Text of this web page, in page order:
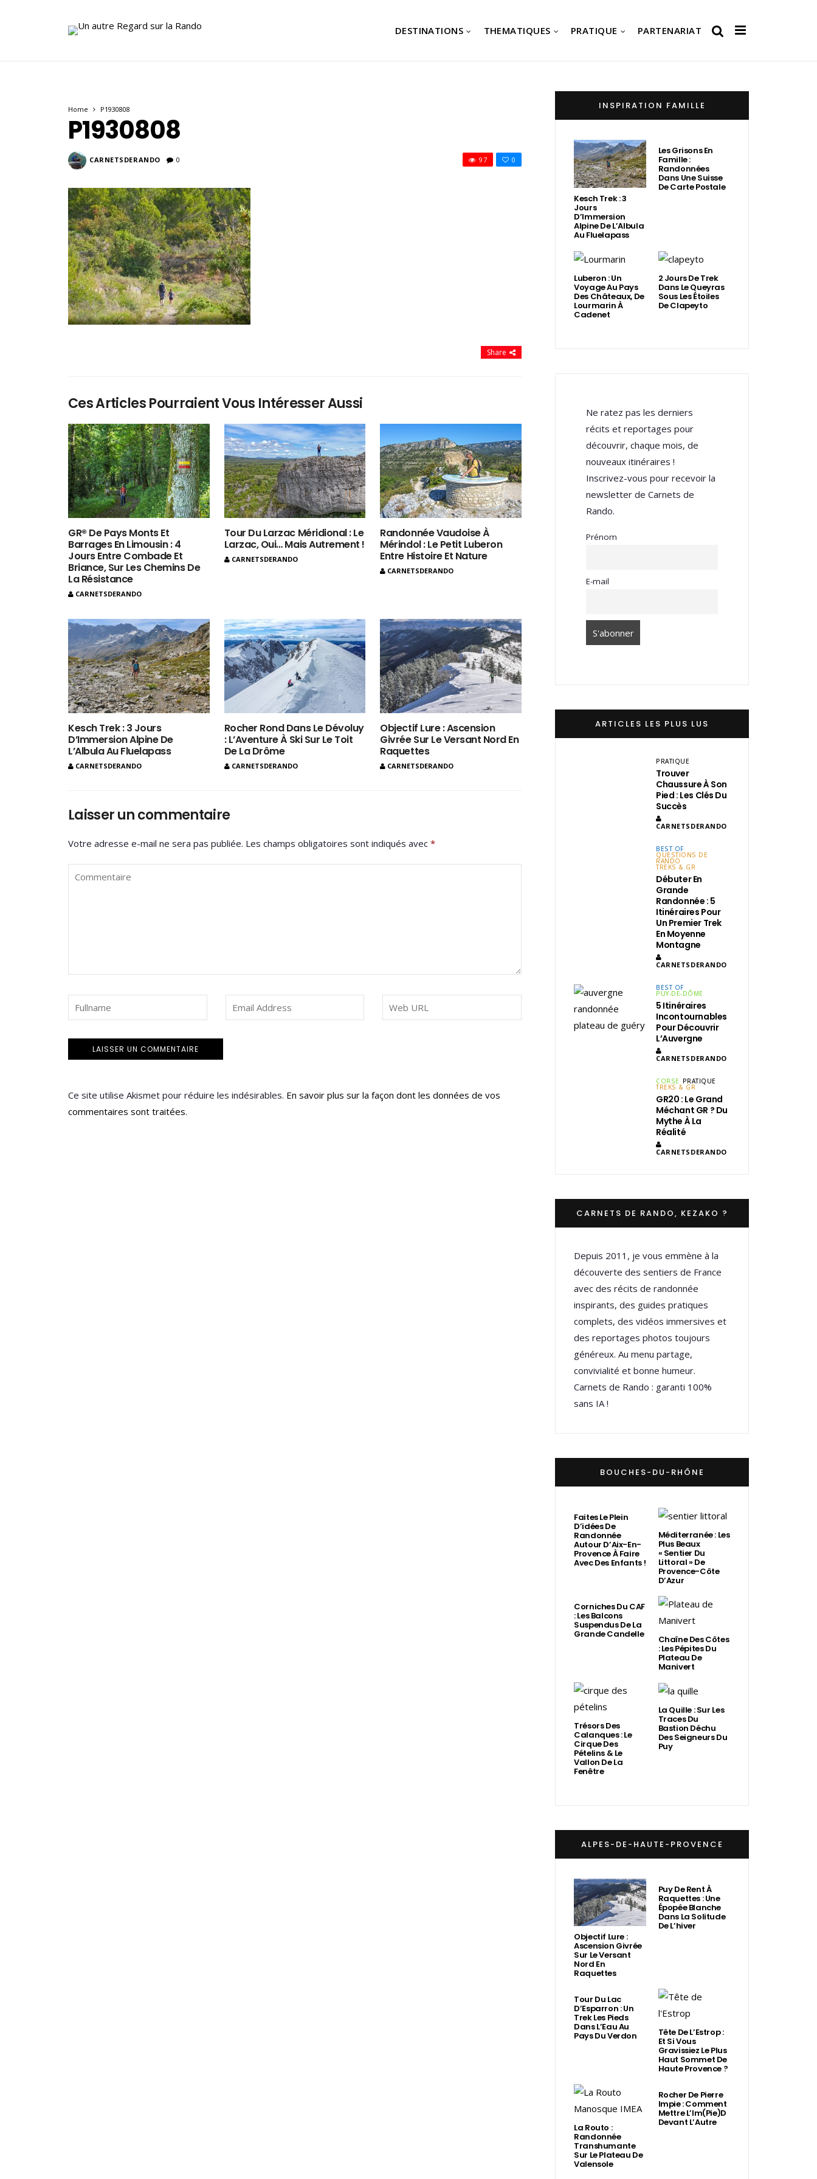
DESTINATIONS THEMATIQUES PRATIQUE PARTENARIAT
Home P1930808
P1930808
CARNETSDERANDO 0 0
97
Share
Ces Articles Pourraient Vous Intéresser Aussi
GR® De Pays Monts Et
Barrages En Limousin : 4
Jours Entre Combade Et
Briance, Sur Les Chemins De
La Résistance
CARNETSDERANDO
Tour Du Larzac Méridional : Le
Larzac, Oui… Mais Autrement !
CARNETSDERANDO
Randonnée Vaudoise À
Mérindol : Le Petit Luberon
Entre Histoire Et Nature
CARNETSDERANDO
Kesch Trek : 3 Jours
D’Immersion Alpine De
L’Albula Au Fluelapass
CARNETSDERANDO
Rocher Rond Dans Le Dévoluy
: L’Aventure À Ski Sur Le Toit
De La Drôme
CARNETSDERANDO
Objectif Lure : Ascension
Givrée Sur Le Versant Nord En
Raquettes
CARNETSDERANDO
Laisser un commentaire
Votre adresse e-mail ne sera pas publiée. Les champs obligatoires sont indiqués avec *
Ce site utilise Akismet pour réduire les indésirables. En savoir plus sur la façon dont les données de vos
commentaires sont traitées.
INSPIRATION FAMILLE
Kesch Trek : 3
Jours
D’Immersion
Alpine De L’Albula
Au Fluelapass
Les Grisons En
Famille :
Randonnées
Dans Une Suisse
De Carte Postale
Luberon : Un
Voyage Au Pays
Des Châteaux, De
Lourmarin À
Cadenet
2 Jours De Trek
Dans Le Queyras
Sous Les Étoiles
De Clapeyto
Ne ratez pas les derniers
récits et reportages pour
découvrir, chaque mois, de
nouveaux itinéraires !
Inscrivez-vous pour recevoir la
newsletter de Carnets de
Rando.
Prénom
E-mail
ARTICLES LES PLUS LUS
PRATIQUE
Trouver
Chaussure À Son
Pied : Les Clés Du
Succès
CARNETSDERANDO
BEST OF
QUESTIONS DE
RANDO
TREKS & GR
Débuter En
Grande
Randonnée : 5
Itinéraires Pour
Un Premier Trek
En Moyenne
Montagne
CARNETSDERANDO
BEST OF
PUY-DE-DÔME
5 Itinéraires
Incontournables
Pour Découvrir
L’Auvergne
CARNETSDERANDO
CORSE PRATIQUE
TREKS & GR
GR20 : Le Grand
Méchant GR ? Du
Mythe À La
Réalité
CARNETSDERANDO
CARNETS DE RANDO, KEZAKO ?
Depuis 2011, je vous emmène à la
découverte des sentiers de France
avec des récits de randonnée
inspirants, des guides pratiques
complets, des vidéos immersives et
des reportages photos toujours
généreux. Au menu partage,
convivialité et bonne humeur.
Carnets de Rando : garanti 100%
sans IA !
BOUCHES-DU-RHÔNE
Faites Le Plein
D’idées De
Randonnée
Autour D’Aix-En-
Provence À Faire
Avec Des Enfants !
Méditerranée : Les
Plus Beaux
« Sentier Du
Littoral » De
Provence-Côte
D’Azur
Corniches Du CAF
: Les Balcons
Suspendus De La
Grande Candelle Chaîne Des Côtes
: Les Pépites Du
Plateau De
Manivert
Trésors Des
Calanques : Le
Cirque Des
Pételins & Le
Vallon De La
Fenêtre
La Quille : Sur Les
Traces Du
Bastion Déchu
Des Seigneurs Du
Puy
ALPES-DE-HAUTE-PROVENCE
Objectif Lure :
Ascension Givrée
Sur Le Versant
Nord En
Raquettes
Puy De Rent À
Raquettes : Une
Épopée Blanche
Dans La Solitude
De L’hiver
Tour Du Lac
D’Esparron : Un
Trek Les Pieds
Dans L’Eau Au
Pays Du Verdon Tête De L’Estrop :
Et Si Vous
Gravissiez Le Plus
Haut Sommet De
Haute Provence ?
La Routo :
Randonnée
Transhumante
Sur Le Plateau De
Valensole
Rocher De Pierre
Impie : Comment
Mettre L’Im(Pie)d
Devant L’Autre